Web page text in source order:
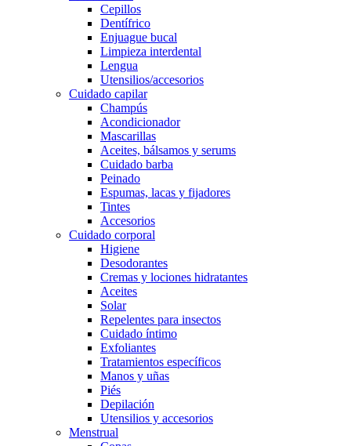
Cepillos
Dentífrico
Enjuague bucal
Limpieza interdental
Lengua
Utensilios/accesorios
Cuidado capilar
Champús
Acondicionador
Mascarillas
Aceites, bálsamos y serums
Cuidado barba
Peinado
Espumas, lacas y fijadores
Tintes
Accesorios
Cuidado corporal
Higiene
Desodorantes
Cremas y lociones hidratantes
Aceites
Solar
Repelentes para insectos
Cuidado íntimo
Exfoliantes
Tratamientos específicos
Manos y uñas
Piés
Depilación
Utensilios y accesorios
Menstrual